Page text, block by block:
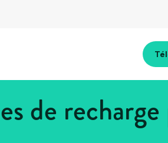
de